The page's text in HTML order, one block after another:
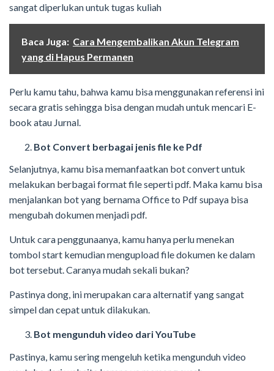
sangat diperlukan untuk tugas kuliah
Baca Juga: Cara Mengembalikan Akun Telegram
yang di Hapus Permanen
Perlu kamu tahu, bahwa kamu bisa menggunakan referensi ini
secara gratis sehingga bisa dengan mudah untuk mencari E-
book atau Jurnal.
Bot Convert berbagai jenis file ke Pdf
Selanjutnya, kamu bisa memanfaatkan bot convert untuk
melakukan berbagai format file seperti pdf. Maka kamu bisa
menjalankan bot yang bernama Office to Pdf supaya bisa
mengubah dokumen menjadi pdf.
Untuk cara penggunaanya, kamu hanya perlu menekan
tombol start kemudian mengupload file dokumen ke dalam
bot tersebut. Caranya mudah sekali bukan?
Pastinya dong, ini merupakan cara alternatif yang sangat
simpel dan cepat untuk dilakukan.
Bot mengunduh video dari YouTube
Pastinya, kamu sering mengeluh ketika mengunduh video